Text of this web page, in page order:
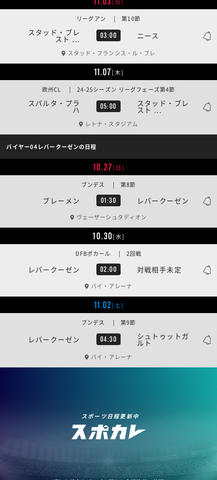
スタッド・ブレ
スト ... 03:00 ニース
リーグアン | 第10節
スタッド・フランシス・ル・ブレ
11.07[木]
スパルタ・プラ
ハ 05:00 スタッド・ブレ
スト ...
欧州CL | 24-25シーズン リーグフェーズ第4節
レトナ・スタジアム
バイヤー04レバークーゼンの日程
10.27[日]
ブレーメン 01:30 レバークーゼン
ブンデス | 第8節
ヴェーザーシュタディオン
10.30[水]
レバークーゼン 02:00 対戦相手未定
DFBポカール | 2回戦
バイ・アレーナ
11.02[土]
レバークーゼン 04:30 シュトゥットガ
ルト
ブンデス | 第9節
バイ・アレーナ
スポーツ日程更新中